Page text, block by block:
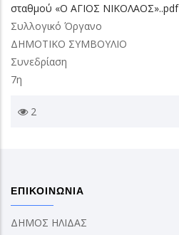
σταθμού «Ο ΑΓΙΟΣ ΝΙΚΟΛΑΟΣ»..pdf
Συλλογικό Όργανο
ΔΗΜΟΤΙΚΟ ΣΥΜΒΟΥΛΙΟ
Συνεδρίαση
7η
2
ΕΠΙΚΟΙΝΩΝΙΑ
ΔΗΜΟΣ ΗΛΙΔΑΣ